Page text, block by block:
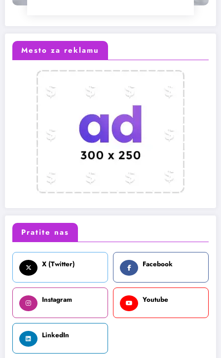
Mesto za reklamu
Pratite nas
X (Twitter) Facebook
Instagram Youtube
LinkedIn